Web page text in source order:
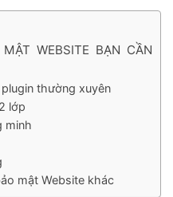
WEBSITE BẠN CẦN
thường xuyên
lớp
minh
mật Website khác